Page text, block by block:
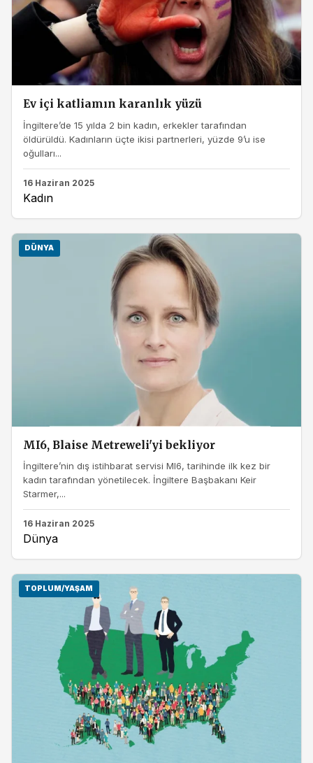
Ev içi katliamın karanlık yüzü
İngiltere’de 15 yılda 2 bin kadın, erkekler tarafından
öldürüldü. Kadınların üçte ikisi partnerleri, yüzde 9’u ise
oğulları...
16 Haziran 2025
Kadın
DÜNYA
MI6, Blaise Metreweli'yi bekliyor
İngiltere’nin dış istihbarat servisi MI6, tarihinde ilk kez bir
kadın tarafından yönetilecek. İngiltere Başbakanı Keir
Starmer,...
16 Haziran 2025
Dünya
TOPLUM/YAŞAM